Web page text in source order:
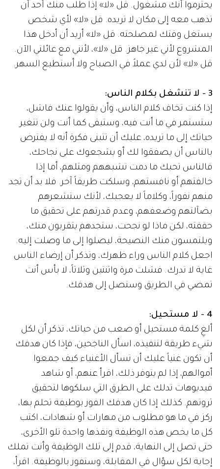
يحترموا أنك مشغول. قل «لا» إذا طلب منك أحد أن
تذهب معه إلى مكان لا تريده. قل «لا» لأي شخص
يستغل وقتك لمصلحته. قل «لا» أريد أن أدخل هذا
المشروع لأني غير جاهز. قل «لا»، لأنني مع عائلتي الآن.
قل «لا» لأن لدي عملاً في الصباح ولا أستطيع السهر.
3 - لا تنشغل بكلام الناس:
إذا كنت تخاف كلام الناس، وأن يقولوا عنك فاشل،
ستستمر في ما أنت فيه، وستبقى كما أنت ولن تتغير
حياتك إلى ما تريده، عليك أن تتبنى فكرة أنه لا يفترض
بالناس أن يصفقوا لك أو يشجعوك على نجاحك،
فالناس تحبك ما دمت تشبههم ومثلهم، أما إذا
خالفتهم أو نافستهم، وسلكت طريقاً آخر. فلا بد أن تجد
منهم نفوراً، وكلاماً لا يعجبك، لأنك ستشعرهم
بضآلتهم وضعفهم، وعدم قدرتهم على تحقيق ما
حققته، لكن ماذا لو نجحت، ستجدهم يتقربون منك،
ويلتمسون منك النصيحة، ليصلوا إلى ما وصلت إليه.
اجعل كلام الناس وراء ظهرك، وتذكر أن إرضاء الناس
غاية لا تدرك. فشلت مرة واثنتين وثلاثاً، لا بأس أنت
تمضي في الطريق وستصل إلى هدفك.
4 - لا مستحيل:
ألغِ كلمة مستحيل أو صعب من حياتك، تذكر أن لكل
شيء طريقة لتنفيذه، اسأل الناجحين، فإذا كان هدفك
أن تكون غنياً عليك أن تسأل الأغنياء كيف جمعوا
أموالهم، إذا لم يتوفر ذلك، اقرأ عنهم، أو شاهد
فيديوهات تدلك على الطرق التي سلكوها لتحقيق
ثروتهم. كذلك إذا كان هدفك الفوز بوظيفة تحلم بها،
ركز في ما هو مطلوب من مهارات أو شهادات، اكتب
كل ما يخص هذه الوظيفة ونفذها واحدة تلو الأخرى،
حتى تصل إلى النهاية، قدم إلى تلك الوظيفة وأنت تملك
إجابة لكل سؤال في المقابلة، وستفوز بالوظيفة. اقرأ،